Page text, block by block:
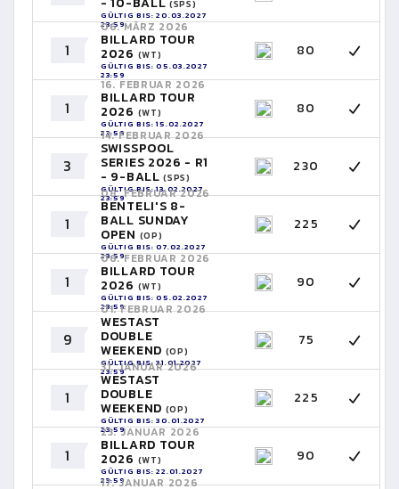
(SPS)
GÜLTIG BIS: 20.03.2027
23:59
1
06. MÄRZ 2026
BILLARD TOUR
2026 (WT)
GÜLTIG BIS: 05.03.2027
23:59
80
1
16. FEBRUAR 2026
BILLARD TOUR
2026 (WT)
GÜLTIG BIS: 15.02.2027
23:59
80
3
14. FEBRUAR 2026
SWISSPOOL
SERIES 2026 - R1
- 9-BALL(SPS)
GÜLTIG BIS: 13.02.2027
23:59
230
1
08. FEBRUAR 2026
BENTELI'S 8-
BALL SUNDAY
OPEN (OP)
GÜLTIG BIS: 07.02.2027
23:59
225
1
06. FEBRUAR 2026
BILLARD TOUR
2026 (WT)
GÜLTIG BIS: 05.02.2027
23:59
90
9
01. FEBRUAR 2026
WESTAST
DOUBLE
WEEKEND (OP)
GÜLTIG BIS: 31.01.2027
23:59
75
1
31. JANUAR 2026
WESTAST
DOUBLE
WEEKEND (OP)
GÜLTIG BIS: 30.01.2027
23:59
225
1
23. JANUAR 2026
BILLARD TOUR
2026 (WT)
GÜLTIG BIS: 22.01.2027
23:59
90
17. JANUAR 2026